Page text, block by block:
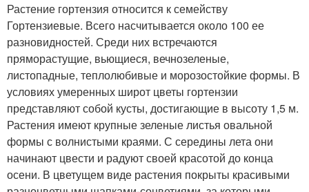
Растение гортензия относится к семейству
Гортензиевые. Всего насчитывается около 100 ее
разновидностей. Среди них встречаются
пряморастущие, вьющиеся, вечнозеленые,
листопадные, теплолюбивые и морозостойкие формы. В
условиях умеренных широт цветы гортензии
представляют собой кусты, достигающие в высоту 1,5 м.
Растения имеют крупные зеленые листья овальной
формы с волнистыми краями. С середины лета они
начинают цвести и радуют своей красотой до конца
осени. В цветущем виде растения покрыты красивыми